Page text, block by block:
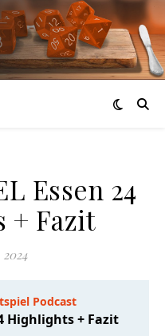
Essen 24
+ Fazit